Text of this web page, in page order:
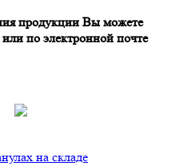
продукции Вы можете
по электронной почте
на складе